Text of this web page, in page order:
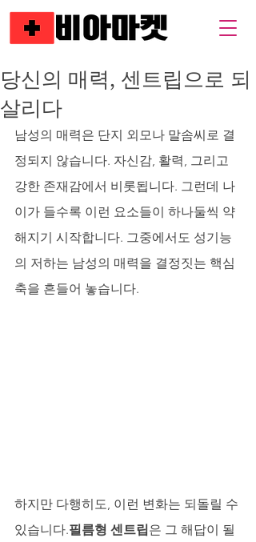
당신의 매력, 센트립으로 되
살리다
남성의 매력은 단지 외모나 말솜씨로 결
정되지 않습니다. 자신감, 활력, 그리고
강한 존재감에서 비롯됩니다. 그런데 나
이가 들수록 이런 요소들이 하나둘씩 약
해지기 시작합니다. 그중에서도 성기능
의 저하는 남성의 매력을 결정짓는 핵심
축을 흔들어 놓습니다.
하지만 다행히도, 이런 변화는 되돌릴 수
있습니다.필름형 센트립은 그 해답이 될